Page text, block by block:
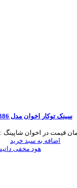
سینک توکار اخوان مدل 386
قیمت در اخوان شاپینگ :
اضافه به سبد خرید